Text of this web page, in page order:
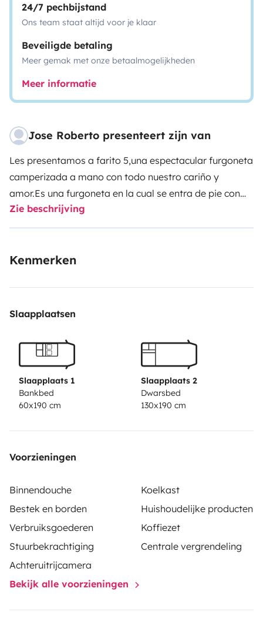
24/7 pechbijstand
Ons team staat altijd voor je klaar
Beveiligde betaling
Meer gemak met onze betaalmogelijkheden
Meer informatie
Jose Roberto presenteert zijn van
Les presentamos a farito 5,una espectacular furgoneta
camperizada a mano con todo nuestro cariño y
amor.Es una furgoneta en la cual se entra de pie con
bater ,ducha,fregadero,cocina,nevera .todalas
comodidades de una mini casa con la ventaja de
isla y disfrutar de todos ellos con un inolvidable
Zie beschrijving
Kenmerken
Slaapplaatsen
Slaapplaats 1
Bankbed
60x190 cm
Slaapplaats 2
Dwarsbed
130x190 cm
Voorzieningen
Binnendouche
Koelkast
Bestek en borden
Huishoudelijke producten
Verbruiksgoederen
Koffiezet
Stuurbekrachtiging
Centrale vergrendeling
Achteruitrijcamera
Bekijk alle voorzieningen